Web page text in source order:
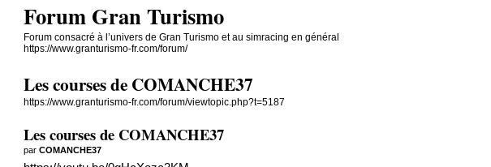
Forum Gran Turismo
Forum consacré à l’univers de Gran Turismo et au simracing en général
https://www.granturismo-fr.com/forum/
Les courses de COMANCHE37
https://www.granturismo-fr.com/forum/viewtopic.php?t=5187
Les courses de COMANCHE37
parCOMANCHE37